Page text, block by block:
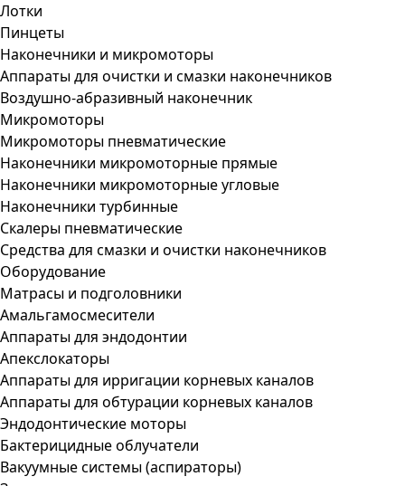
Лотки
Пинцеты
Наконечники и микромоторы
Аппараты для очистки и смазки наконечников
Воздушно-абразивный наконечник
Микромоторы
Микромоторы пневматические
Наконечники микромоторные прямые
Наконечники микромоторные угловые
Наконечники турбинные
Скалеры пневматические
Средства для смазки и очистки наконечников
Оборудование
Матрасы и подголовники
Амальгамосмесители
Аппараты для эндодонтии
Апекслокаторы
Аппараты для ирригации корневых каналов
Аппараты для обтурации корневых каналов
Эндодонтические моторы
Бактерицидные облучатели
Вакуумные системы (аспираторы)